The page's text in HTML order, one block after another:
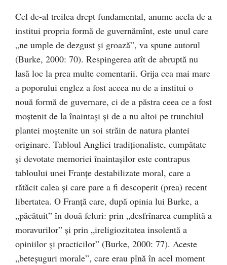
Cel de-al treilea drept fundamental, anume acela de a
institui propria formă de guvernămînt, este unul care
„ne umple de dezgust şi groază”, va spune autorul
(Burke, 2000: 70). Respingerea atît de abruptă nu
lasă loc la prea multe comentarii. Grija cea mai mare
a poporului englez a fost aceea nu de a institui o
nouă formă de guvernare, ci de a păstra ceea ce a fost
moştenit de la înaintaşi şi de a nu altoi pe trunchiul
plantei moştenite un soi străin de natura plantei
originare. Tabloul Angliei tradiţionaliste, cumpătate
şi devotate memoriei înaintaşilor este contrapus
tabloului unei Franţe destabilizate moral, care a
rătăcit calea şi care pare a fi descoperit (prea) recent
libertatea. O Franţă care, după opinia lui Burke, a
„păcătuit” în două feluri: prin „desfrînarea cumplită a
moravurilor” şi prin „ireligiozitatea insolentă a
opiniilor şi practicilor” (Burke, 2000: 77). Aceste
„beteşuguri morale”, care erau pînă în acel moment